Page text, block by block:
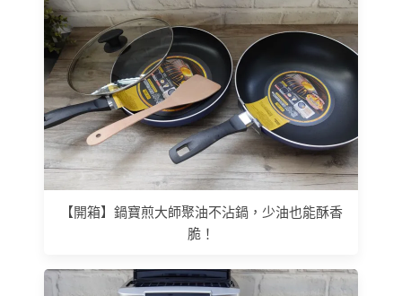
【開箱】鍋寶煎大師聚油不沾鍋，少油也能酥香
脆！